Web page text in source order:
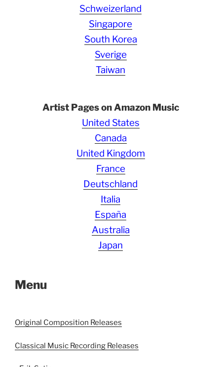
Schweizerland
Singapore
South Korea
Sverige
Taiwan
Artist Pages on Amazon Music
United States
Canada
United Kingdom
France
Deutschland
Italia
España
Australia
Japan
Menu
Original Composition Releases
Classical Music Recording Releases